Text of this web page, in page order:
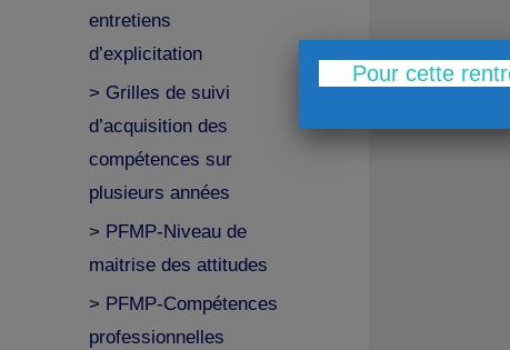
entretiens
d’explicitation
> Grilles de suivi
d’acquisition des
compétences sur
plusieurs années
> PFMP-Niveau de
maitrise des attitudes
> PFMP-Compétences
professionnelles
Pour cette